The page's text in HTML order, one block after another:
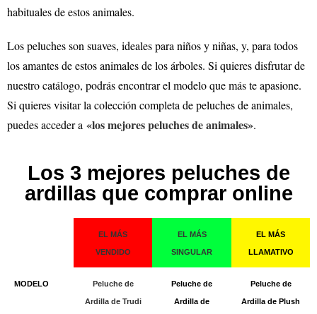
habituales de estos animales.
Los peluches son suaves, ideales para niños y niñas, y, para todos
los amantes de estos animales de los árboles. Si quieres disfrutar de
nuestro catálogo, podrás encontrar el modelo que más te apasione.
Si quieres visitar la colección completa de peluches de animales,
puedes acceder a «los mejores peluches de animales».
Los 3 mejores peluches de
ardillas que comprar online
EL MÁS
VENDIDO
EL MÁS
SINGULAR
EL MÁS
LLAMATIVO
MODELO Peluche de
Ardilla de Trudi
Peluche de
Ardilla de
Peluche de
Ardilla de Plush